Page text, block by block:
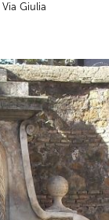
Giulia